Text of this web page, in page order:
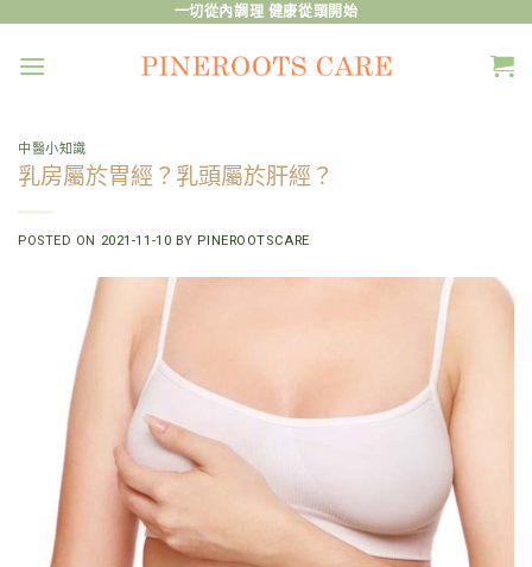
content
一切從內調理 健康從頭開始
中醫小知識
乳房屬於胃經？乳頭屬於肝經？
POSTED ON 2021-11-10 BY PINEROOTSCARE